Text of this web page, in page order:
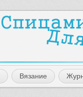
Вязание